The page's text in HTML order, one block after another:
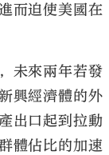
而迫使美國在
未來兩年若發
興經濟體的外
出口起到拉動
體佔比的加速